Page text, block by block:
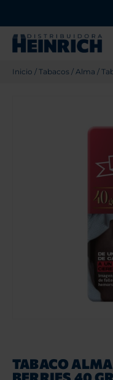
Inicio / Tabacos / Alma /
TABACO